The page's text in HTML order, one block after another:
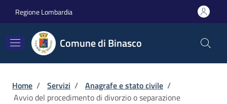
Regione Lombardia
Comune di Binasco
Briciole di pane
Home / Servizi / Anagrafe e stato civile /
Avvio del procedimento di divorzio o separazione